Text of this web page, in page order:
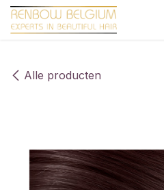
Overslaan naar inhoud
Alle producten